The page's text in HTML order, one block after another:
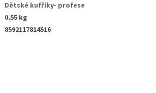
Dětské kufříky- profese
0.55 kg
8592117814516